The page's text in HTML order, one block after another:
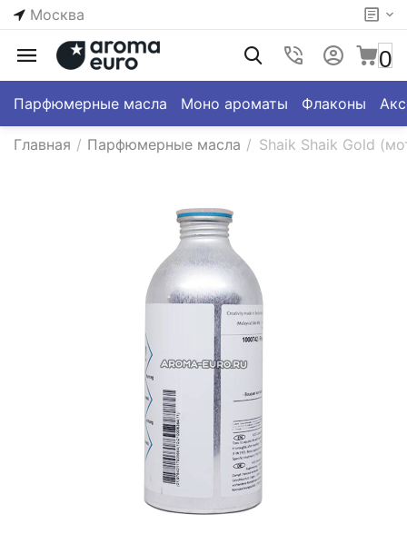
Москва
0
Парфюмерные масла Моно ароматы Флаконы
Главная / Парфюмерные масла / Shaik Shaik Gold